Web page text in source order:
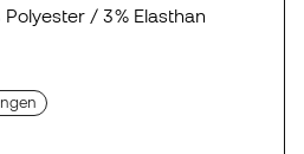
/ 3% Elasthan